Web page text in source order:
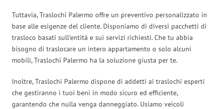
Tuttavia, Traslochi Palermo offre un preventivo personalizzato in
base alle esigenze del cliente. Disponiamo di diversi pacchetti di
trasloco basati sull’entità e sui servizi richiesti. Che tu abbia
bisogno di traslocare un intero appartamento o solo alcuni
mobili, Traslochi Palermo ha la soluzione giusta per te.
Inoltre, Traslochi Palermo dispone di addetti ai traslochi esperti
che gestiranno i tuoi beni in modo sicuro ed efficiente,
garantendo che nulla venga danneggiato. Usiamo veicoli